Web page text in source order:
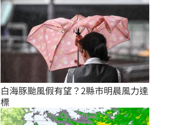
白海豚颱風假有望？2縣市明晨風力達
標